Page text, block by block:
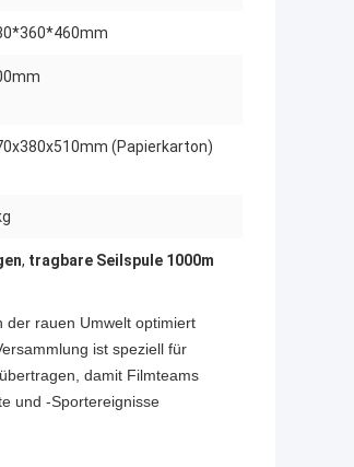
(Papierkarton)
, tragbare Seilspule 1000m
der rauen Umwelt optimiert
ist speziell für
damit Filmteams
und -Sportereignisse